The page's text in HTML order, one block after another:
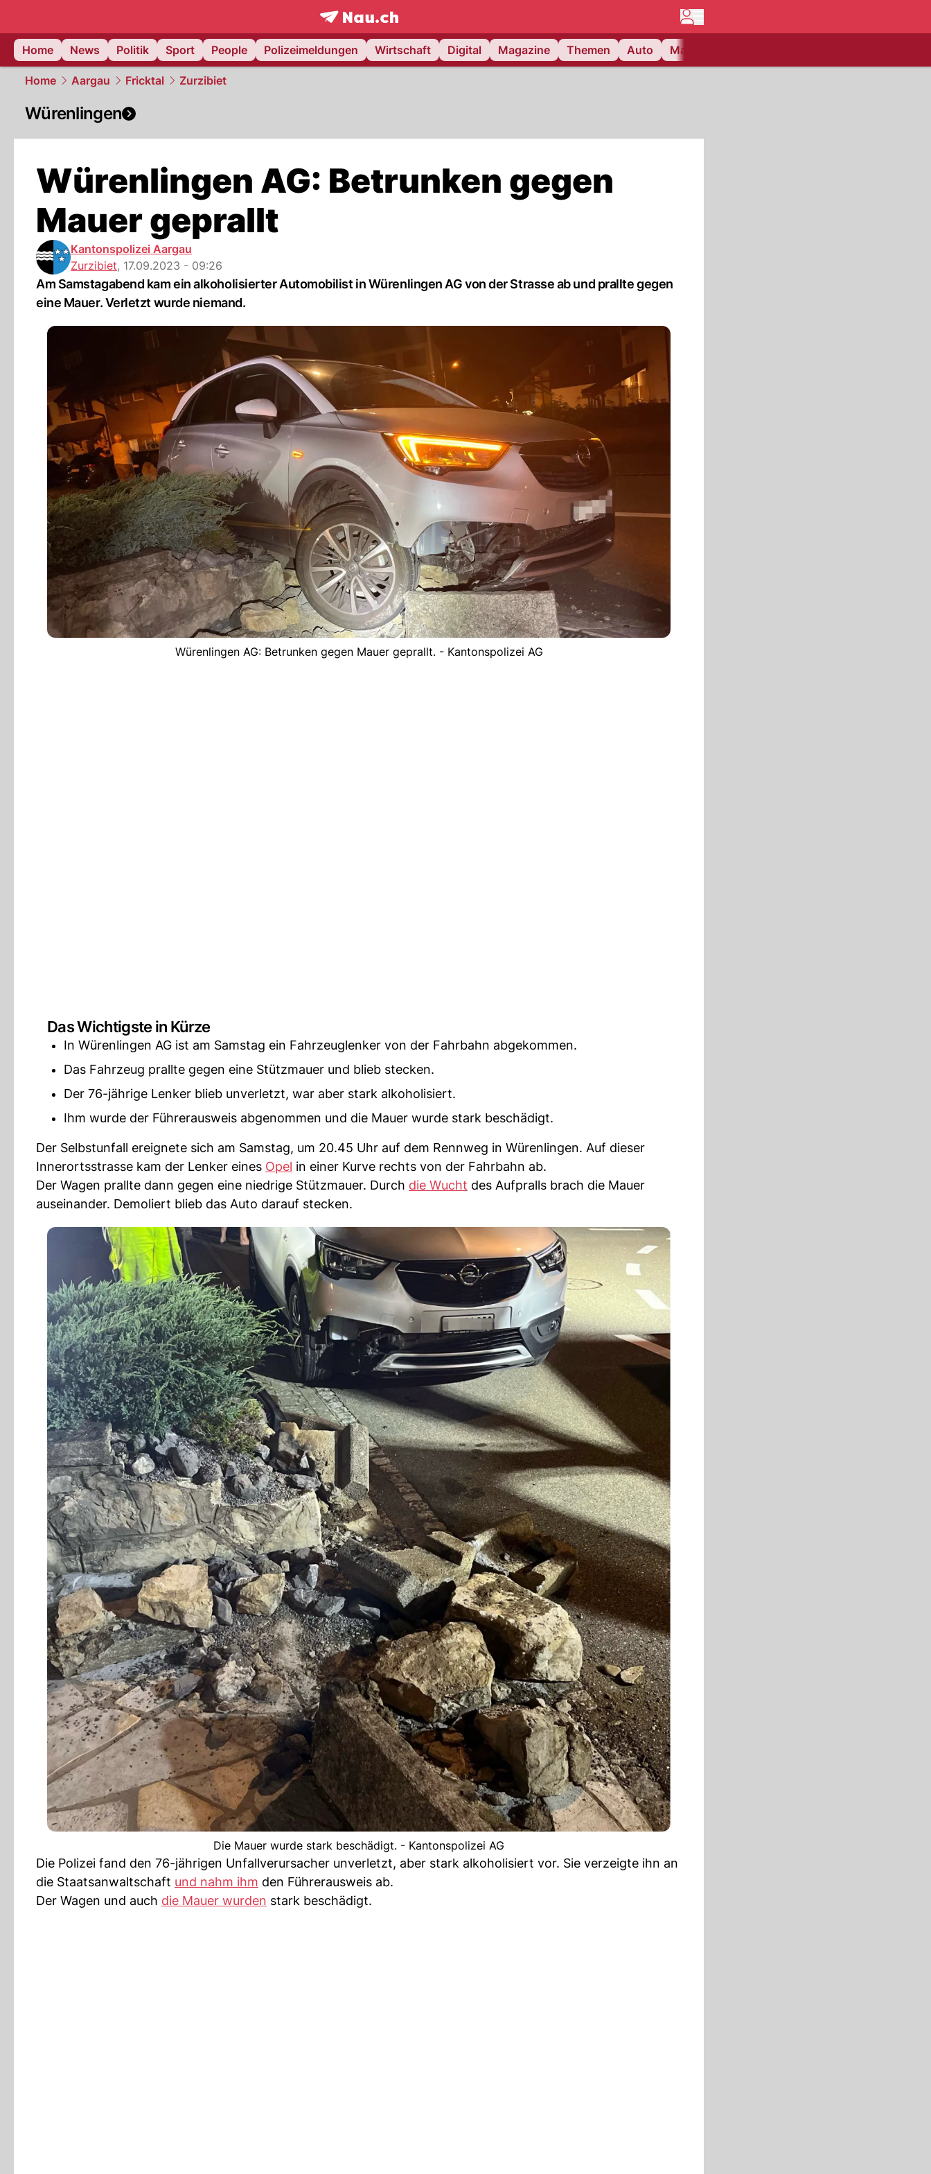
frontpage.NAU.ch
Home
News Politik Sport People Polizeimeldungen Wirtschaft Digital Magazine Themen Auto Matchcenter
Home Aargau Fricktal Zurzibiet
Würenlingen
Würenlingen AG: Betrunken gegen
Mauer geprallt
Kantonspolizei Aargau
Zurzibiet, 17.09.2023 - 09:26
Am Samstagabend kam ein alkoholisierter Automobilist in Würenlingen AG von der Strasse ab und prallte gegen
eine Mauer. Verletzt wurde niemand.
Würenlingen AG: Betrunken gegen Mauer geprallt. - Kantonspolizei AG
Das Wichtigste in Kürze
In Würenlingen AG ist am Samstag ein Fahrzeuglenker von der Fahrbahn abgekommen.
Das Fahrzeug prallte gegen eine Stützmauer und blieb stecken.
Der 76-jährige Lenker blieb unverletzt, war aber stark alkoholisiert.
Ihm wurde der Führerausweis abgenommen und die Mauer wurde stark beschädigt.
Der Selbstunfall ereignete sich am Samstag, um 20.45 Uhr auf dem Rennweg in Würenlingen. Auf dieser
Innerortsstrasse kam der Lenker eines Opel in einer Kurve rechts von der Fahrbahn ab.
Der Wagen prallte dann gegen eine niedrige Stützmauer. Durch die Wucht des Aufpralls brach die Mauer
auseinander. Demoliert blieb das Auto darauf stecken.
Die Mauer wurde stark beschädigt. - Kantonspolizei AG
Die Polizei fand den 76-jährigen Unfallverursacher unverletzt, aber stark alkoholisiert vor. Sie verzeigte ihn an
die Staatsanwaltschaft und nahm ihm den Führerausweis ab.
Der Wagen und auch die Mauer wurden stark beschädigt.